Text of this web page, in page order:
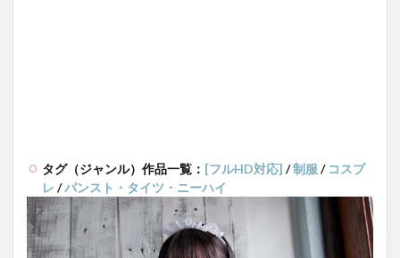
タグ（ジャンル）作品一覧： [フルHD対応] /制服 / コスプ
レ /パンスト・タイツ・ニーハイ